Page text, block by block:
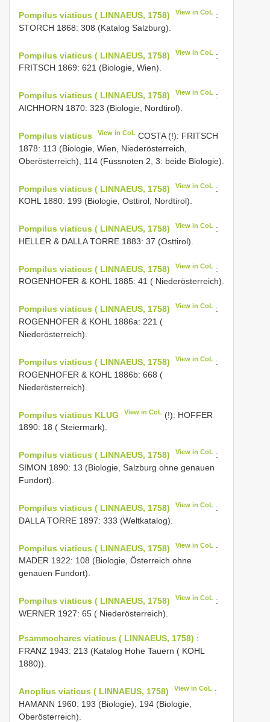
Pompilus viaticus ( LINNAEUS, 1758) View in CoL :
STORCH 1868: 308 (Katalog Salzburg).
Pompilus viaticus ( LINNAEUS, 1758) View in CoL :
FRITSCH 1869: 621 (Biologie, Wien).
Pompilus viaticus ( LINNAEUS, 1758) View in CoL :
AICHHORN 1870: 323 (Biologie, Nordtirol).
Pompilus viaticus View in CoL COSTA (!): FRITSCH
1878: 113 (Biologie, Wien, Niederösterreich,
Oberösterreich), 114 (Fussnoten 2, 3: beide Biologie).
Pompilus viaticus ( LINNAEUS, 1758) View in CoL :
KOHL 1880: 199 (Biologie, Osttirol, Nordtirol).
Pompilus viaticus ( LINNAEUS, 1758) View in CoL :
HELLER & DALLA TORRE 1883: 37 (Osttirol).
Pompilus viaticus ( LINNAEUS, 1758) View in CoL :
ROGENHOFER & KOHL 1885: 41 ( Niederösterreich).
Pompilus viaticus ( LINNAEUS, 1758) View in CoL :
ROGENHOFER & KOHL 1886a: 221 (
Niederösterreich).
Pompilus viaticus ( LINNAEUS, 1758) View in CoL :
ROGENHOFER & KOHL 1886b: 668 (
Niederösterreich).
Pompilus viaticus KLUG View in CoL (!): HOFFER
1890: 18 ( Steiermark).
Pompilus viaticus ( LINNAEUS, 1758) View in CoL :
SIMON 1890: 13 (Biologie, Salzburg ohne genauen
Fundort).
Pompilus viaticus ( LINNAEUS, 1758) View in CoL :
DALLA TORRE 1897: 333 (Weltkatalog).
Pompilus viaticus ( LINNAEUS, 1758) View in CoL :
MADER 1922: 108 (Biologie, Österreich ohne
genauen Fundort).
Pompilus viaticus ( LINNAEUS, 1758) View in CoL :
WERNER 1927: 65 ( Niederösterreich).
Psammochares viaticus ( LINNAEUS, 1758) :
FRANZ 1943: 213 (Katalog Hohe Tauern ( KOHL
1880)).
Anoplius viaticus ( LINNAEUS, 1758) View in CoL :
HAMANN 1960: 193 (Biologie), 194 (Biologie,
Oberösterreich).